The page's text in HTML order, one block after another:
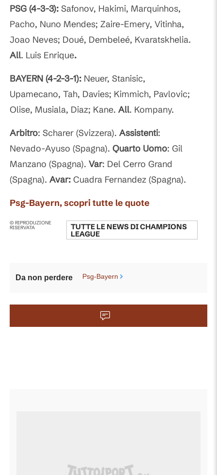
PSG (4-3-3): Safonov, Hakimi, Marquinhos,
Pacho, Nuno Mendes; Zaire-Emery, Vitinha,
Joao Neves; Doué, Dembeleé, Kvaratskhelia.
All. Luis Enrique.
BAYERN (4-2-3-1): Neuer, Stanisic,
Upamecano, Tah, Davies; Kimmich, Pavlovic;
Olise, Musiala, Diaz; Kane. All. Kompany.
Arbitro: Scharer (Svizzera). Assistenti:
Nevado-Ayuso (Spagna). Quarto Uomo: Gil
Manzano (Spagna). Var: Del Cerro Grand
(Spagna). Avar: Cuadra Fernandez (Spagna).
Psg-Bayern, scopri tutte le quote
© RIPRODUZIONE
RISERVATA TUTTE LE NEWS DICHAMPIONS
LEAGUE
Da non perdere Psg-Bayern